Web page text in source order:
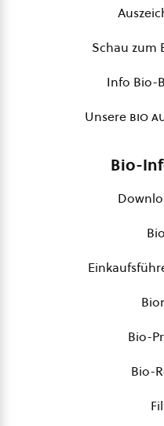
Schau zum
Info Bio-
Unsere bio
Bio-
Bio-
Bio-